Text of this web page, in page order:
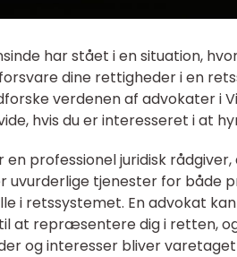
har stået i en situation,
dine rettigheder i en
verdenen af advokater i
hvis du er interesseret i at
en professionel juridisk
uvurderlige tjenester for både
i retssystemet. En advokat
at repræsentere dig i retten,
og interesser bliver varetaget